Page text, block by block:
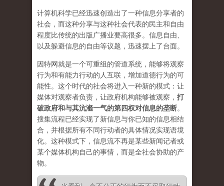
计算机科学已经迅速创造出了一种信息分享者的
社会，而这种分享与这种社会代表的民主和自由
程度比传统的出版广播业要高很多。信息自由、
以及躲避信息的自由等议题，迅速摆上了台面。
因特网就是一个可重组的管道系统，能够将观察
行为和有能力行动的人互联，增加道德行为的可
能性。这个时代的社会将进入一种新的模式：让
媒体对观察者负责，让政府机构能够被观察， 打
破政府和与其沆瀣一气的第四权对信息的垄断。
搜集流程已经实现了新信息与你已知的信息相结
合，并根据所有不同行动者的具体情况实现语境
化。这种模式下，信息流不再是某些新闻记者或
某个媒体机构自己的事情，而是全社会协助的产
物。